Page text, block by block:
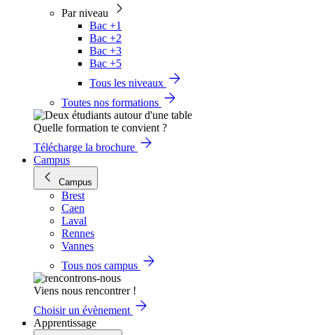
Par niveau
Bac +1
Bac +2
Bac +3
Bac +5
Tous les niveaux
Toutes nos formations
Quelle formation te convient ?
Télécharge la brochure
Campus
Campus
Brest
Caen
Laval
Rennes
Vannes
Tous nos campus
Viens nous rencontrer !
Choisir un évènement
Apprentissage